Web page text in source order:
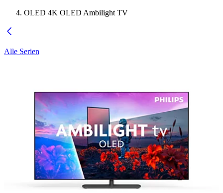
OLED 4K OLED Ambilight TV
Alle Serien